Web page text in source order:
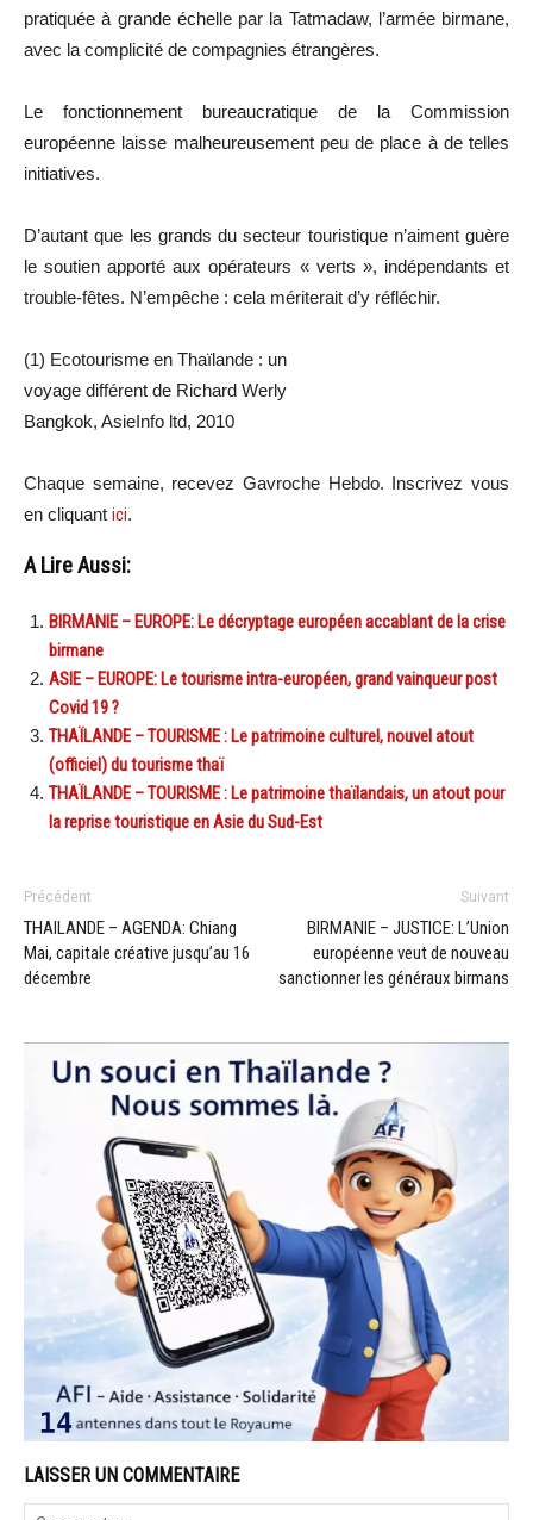
pratiquée à grande échelle par la Tatmadaw, l’armée birmane,
avec la complicité de compagnies étrangères.
Le fonctionnement bureaucratique de la Commission
européenne laisse malheureusement peu de place à de telles
initiatives.
D’autant que les grands du secteur touristique n’aiment guère
le soutien apporté aux opérateurs « verts », indépendants et
trouble-fêtes. N’empêche : cela mériterait d’y réfléchir.
(1) Ecotourisme en Thaïlande : un
voyage différent de Richard Werly
Bangkok, AsieInfo ltd, 2010
Chaque semaine, recevez Gavroche Hebdo. Inscrivez vous
en cliquant ici.
A Lire Aussi:
BIRMANIE – EUROPE: Le décryptage européen accablant de la crise
birmane
ASIE – EUROPE: Le tourisme intra-européen, grand vainqueur post
Covid 19 ?
THAÏLANDE – TOURISME : Le patrimoine culturel, nouvel atout
(officiel) du tourisme thaï
THAÏLANDE – TOURISME : Le patrimoine thaïlandais, un atout pour
la reprise touristique en Asie du Sud-Est
Précédent
THAILANDE – AGENDA: Chiang
Mai, capitale créative jusqu’au 16
décembre
Suivant
BIRMANIE – JUSTICE: L’Union
européenne veut de nouveau
sanctionner les généraux birmans
LAISSER UN COMMENTAIRE